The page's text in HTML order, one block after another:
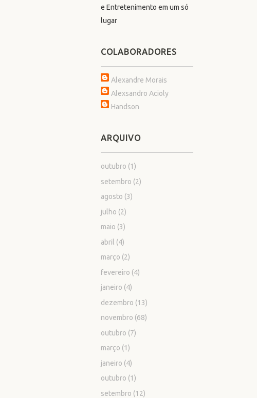
e Entretenimento em um só
lugar
COLABORADORES
Alexandre Morais
Alexsandro Acioly
Handson
ARQUIVO
outubro (1)
setembro (2)
agosto (3)
julho (2)
maio (3)
abril (4)
março (2)
fevereiro (4)
janeiro (4)
dezembro (13)
novembro (68)
outubro (7)
março (1)
janeiro (4)
outubro (1)
setembro (12)